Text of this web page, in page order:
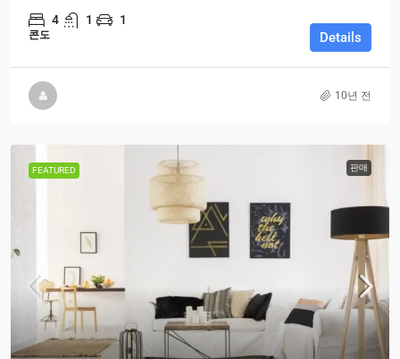
4 1 1
콘도 Details
10년 전
FEATURED 판매